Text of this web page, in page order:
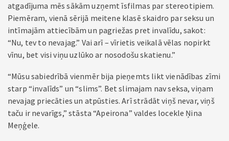
atgadījuma mēs sākām uzņemt īsfilmas par stereotipiem.
Piemēram, vienā sērijā meitene klasē skaidro par seksu un
intīmajām attiecībām un pagriežas pret invalīdu, sakot:
“Nu, tev to nevajag.” Vai arī – vīrietis veikalā vēlas nopirkt
vīnu, bet visi viņu uzlūko ar nosodošu skatienu.”
“Mūsu sabiedrībā vienmēr bija pieņemts likt vienādības zīmi
starp “invalīds” un “slims”. Bet slimajam nav seksa, viņam
nevajag priecāties un atpūsties. Arī strādāt viņš nevar, viņš
taču ir nevarīgs,” stāsta “Apeirona” valdes locekle Ņina
Meņģele.